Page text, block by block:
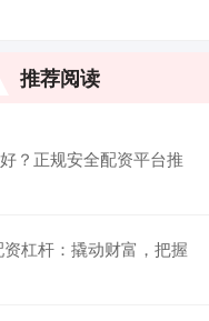
推荐阅读
？正规安全配资平台推
杠杆：撬动财富，把握